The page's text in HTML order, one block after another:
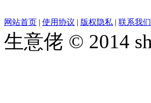
网站首页 | 使用协议 | 版权隐私 | 联系我们
生意佬 © 2014